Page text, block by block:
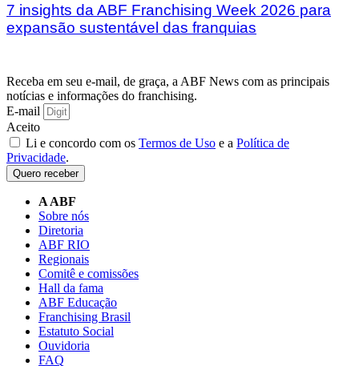
7 insights da ABF Franchising Week 2026 para
expansão sustentável das franquias
Receba em seu e-mail, de graça, a ABF News com as principais
notícias e informações do franchising.
E-mail
Aceito
Li e concordo com os Termos de Uso e a Política de
Privacidade.
Quero receber
A ABF
Sobre nós
Diretoria
ABF RIO
Regionais
Comitê e comissões
Hall da fama
ABF Educação
Franchising Brasil
Estatuto Social
Ouvidoria
FAQ